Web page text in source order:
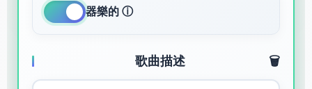
器樂的 ⓘ
歌曲描述 🗑️